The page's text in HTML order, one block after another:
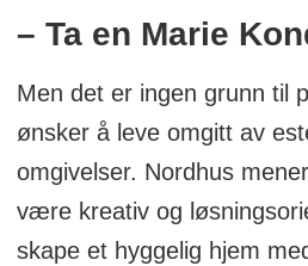
– Ta en Marie
Men det er ingen grunn til
ønsker å leve omgitt av
omgivelser. Nordhus
være kreativ og
skape et hyggelig hjem